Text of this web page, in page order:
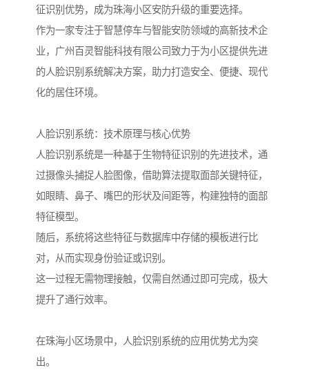
征识别优势，成为珠海小区安防升级的重要选择。
作为一家专注于智慧停车与智能安防领域的高新技术企
业，广州百灵智能科技有限公司致力于为小区提供先进
的人脸识别系统解决方案，助力打造安全、便捷、现代
化的居住环境。
人脸识别系统：技术原理与核心优势
人脸识别系统是一种基于生物特征识别的先进技术，通
过摄像头捕捉人脸图像，借助算法提取面部关键特征，
如眼睛、鼻子、嘴巴的形状及间距等，构建独特的面部
特征模型。
随后，系统将这些特征与数据库中存储的模板进行比
对，从而实现身份验证或识别。
这一过程无需物理接触，仅需自然通过即可完成，极大
提升了通行效率。
在珠海小区场景中，人脸识别系统的应用优势尤为突
出。